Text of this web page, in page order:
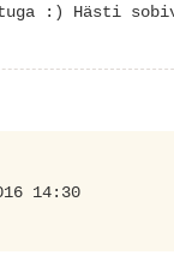
:) Hästi
14:30